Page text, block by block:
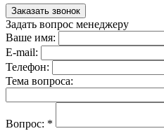
Задать вопрос менеджеру
Ваше имя:
E-mail:
Телефон:
Тема вопроса:
Вопрос: *